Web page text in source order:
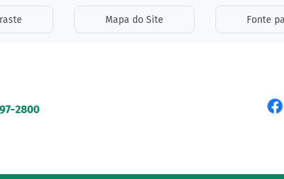
de acessibilidade
Mapa do Site Fonte
2800